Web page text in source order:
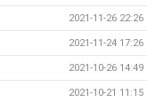
2021-11-26 22:26
2021-11-24 17:26
2021-10-26 14:49
2021-10-21 11:15